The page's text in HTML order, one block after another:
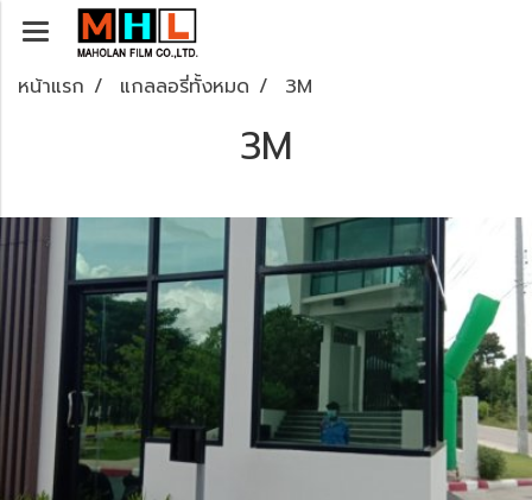
หน้าแรก แกลลอรี่ทั้งหมด 3M
3M